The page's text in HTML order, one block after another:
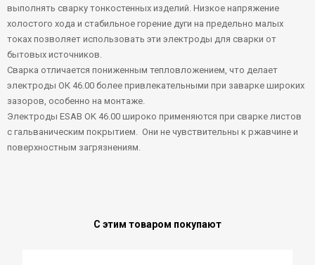
выполнять сварку тонкостенных изделий. Низкое напряжение
холостого хода и стабильное горение дуги на предельно малых
токах позволяет использовать эти электроды для сварки от
бытовых источников.
Сварка отличается пониженным тепловложением, что делает
электроды ОК 46.00 более привлекательными при заварке широких
зазоров, особенно на монтаже.
Электроды ESAB OK 46.00 широко применяются при сварке листов
с гальваническим покрытием. Они не чувствительны к ржавчине и
поверхностным загрязнениям.
С этим товаром покупают